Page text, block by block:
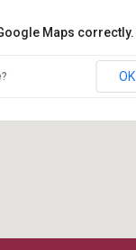
Maps correctly.
OK